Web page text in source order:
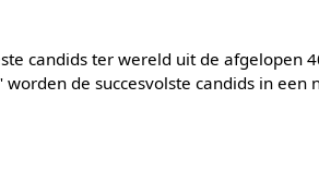
candids ter wereld uit de afgelopen
de succesvolste candids in een